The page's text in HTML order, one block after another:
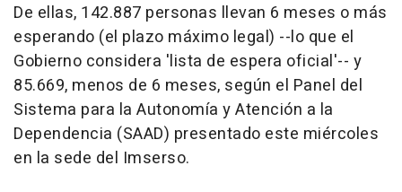
De ellas, 142.887 personas llevan 6 meses o más
esperando (el plazo máximo legal) --lo que el
Gobierno considera 'lista de espera oficial'-- y
85.669, menos de 6 meses, según el Panel del
Sistema para la Autonomía y Atención a la
Dependencia (SAAD) presentado este miércoles
en la sede del Imserso.